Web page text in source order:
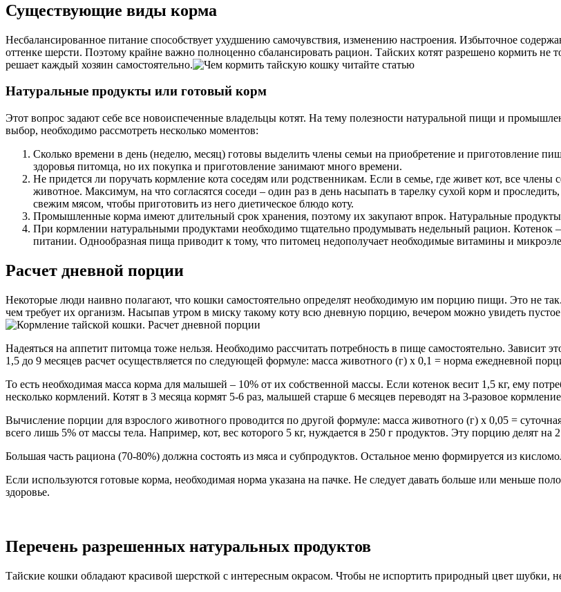
Существующие виды корма
Несбалансированное питание способствует ухудшению самочувствия, изменению настроения. Избыточное
оттенке шерсти. Поэтому крайне важно полноценно сбалансировать рацион. Тайских котят разрешено кормить
решает каждый хозяин самостоятельно.
Натуральные продукты или готовый корм
Этот вопрос задают себе все новоиспеченные владельцы котят. На тему полезности натуральной пищи и
выбор, необходимо рассмотреть несколько моментов:
Сколько времени в день (неделю, месяц) готовы выделить члены семьи на приобретение и приготовление
здоровья питомца, но их покупка и приготовление занимают много времени.
Не придется ли поручать кормление кота соседям или родственникам. Если в семье, где живет кот, все
животное. Максимум, на что согласятся соседи – один раз в день насыпать в тарелку сухой корм и
свежим мясом, чтобы приготовить из него диетическое блюдо коту.
Промышленные корма имеют длительный срок хранения, поэтому их закупают впрок. Натуральные продукты
При кормлении натуральными продуктами необходимо тщательно продумывать недельный рацион. Котенок
питании. Однообразная пища приводит к тому, что питомец недополучает необходимые витамины и
Расчет дневной порции
Некоторые люди наивно полагают, что кошки самостоятельно определят необходимую им порцию пищи. Это не
чем требует их организм. Насыпав утром в миску такому коту всю дневную порцию, вечером можно увидеть
Надеяться на аппетит питомца тоже нельзя. Необходимо рассчитать потребность в пище самостоятельно. Зависит
1,5 до 9 месяцев расчет осуществляется по следующей формуле: масса животного (г) х 0,1 = норма ежедневной
То есть необходимая масса корма для малышей – 10% от их собственной массы. Если котенок весит 1,5 кг, ему
несколько кормлений. Котят в 3 месяца кормят 5-6 раз, малышей старше 6 месяцев переводят на 3-разовое
Вычисление порции для взрослого животного проводится по другой формуле: масса животного (г) х 0,05 =
всего лишь 5% от массы тела. Например, кот, вес которого 5 кг, нуждается в 250 г продуктов. Эту порцию делят на 2
Большая часть рациона (70-80%) должна состоять из мяса и субпродуктов. Остальное меню формируется из
Если используются готовые корма, необходимая норма указана на пачке. Не следует давать больше или меньше
здоровье.
Перечень разрешенных натуральных продуктов
Тайские кошки обладают красивой шерсткой с интересным окрасом. Чтобы не испортить природный цвет шубки,